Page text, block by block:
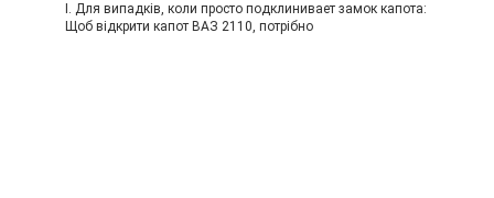
I. Для випадків, коли просто подклинивает замок капота:
Щоб відкрити капот ВАЗ 2110, потрібно